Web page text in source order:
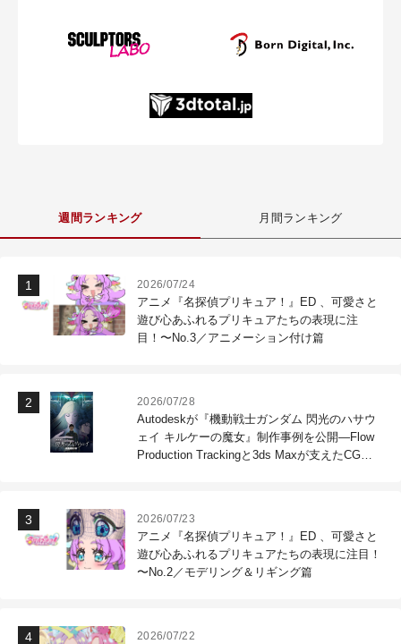
週間ランキング 月間ランキング
2026/07/24
アニメ『名探偵プリキュア！』ED 、可愛さと
遊び心あふれるプリキュアたちの表現に注
目！〜No.3／アニメーション付け篇
2026/07/28
Autodeskが『機動戦士ガンダム 閃光のハサウ
ェイ キルケーの魔女』制作事例を公開―Flow
Production Trackingと3ds Maxが支えたCG制
2026/07/23
アニメ『名探偵プリキュア！』ED 、可愛さと
遊び心あふれるプリキュアたちの表現に注目！
〜No.2／モデリング＆リギング篇
2026/07/22